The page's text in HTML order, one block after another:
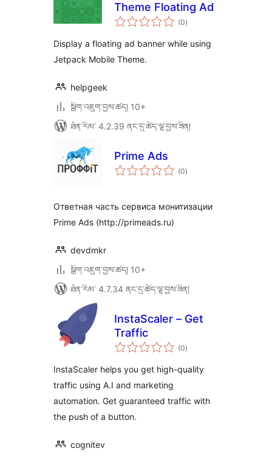
Theme Floating Ad
(0གདེང་
འཇོག་
ཚང་།
)
Display a floating ad banner while using
Jetpack Mobile Theme.
helpgeek
སྒྲིག་འཇུག་བྱས་ཚད། 10+
ཐོན་རིམ་ 4.2.39 ནང་དུ་ཚོད་ལྟ་བྱས་ཟིན།
Prime Ads
(0གདེང་
འཇོག་
)
Ответная часть сервиса монитизации
Prime Ads (http://primeads.ru)
devdmkr
སྒྲིག་འཇུག་བྱས་ཚད། 10+
ཐོན་རིམ་ 4.7.34 ནང་དུ་ཚོད་ལྟ་བྱས་ཟིན།
InstaScaler – Get
Traffic
(0གདེང་
འཇོག་
ཚང་།
)
InstaScaler helps you get high-quality
traffic using A.I and marketing
automation. Get guaranteed traffic with
the push of a button.
cognitev